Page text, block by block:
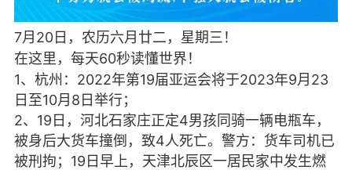
爆汗熊 卡卡动能素 无创溶斑术
美业357 芯诗妍 卡卡美业
每次200金币 点击购买
师 小熊水光
爆汗熊
7月20日，农历六月廿二，星期三！
在这里，每天60秒读懂世界！
1、杭州：2022年第19届亚运会将于2023年9月23
日至10月8日举行；
2、19日，河北石家庄正定4男孩同骑一辆电瓶车，
被身后大货车撞倒，致4人死亡。警方：货车司机已
被刑拘；19日早上，天津北辰区一居民家中发生燃